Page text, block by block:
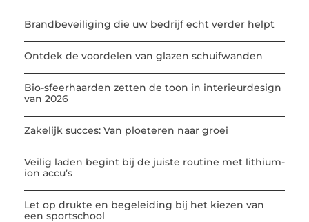
Brandbeveiliging die uw bedrijf echt verder helpt
Ontdek de voordelen van glazen schuifwanden
Bio-sfeerhaarden zetten de toon in interieurdesign
van 2026
Zakelijk succes: Van ploeteren naar groei
Veilig laden begint bij de juiste routine met lithium-
ion accu’s
Let op drukte en begeleiding bij het kiezen van
een sportschool